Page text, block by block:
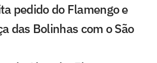
pedido do Flamengo e
das Bolinhas com o São